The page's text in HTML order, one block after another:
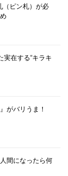
（ピン札）が必
実在する“キラキ
がバリうま！
間になったら何